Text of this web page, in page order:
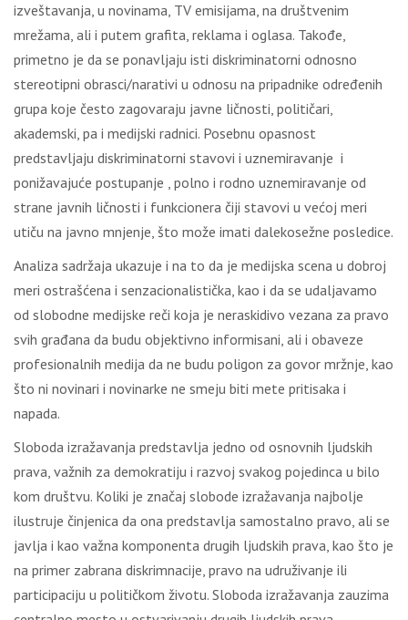
izveštavanja, u novinama, TV emisijama, na društvenim
mrežama, ali i putem grafita, reklama i oglasa. Takođe,
primetno je da se ponavljaju isti diskriminatorni odnosno
stereotipni obrasci/narativi u odnosu na pripadnike određenih
grupa koje često zagovaraju javne ličnosti, političari,
akademski, pa i medijski radnici. Posebnu opasnost
predstavljaju diskriminatorni stavovi i uznemiravanje i
ponižavajuće postupanje , polno i rodno uznemiravanje od
strane javnih ličnosti i funkcionera čiji stavovi u većoj meri
utiču na javno mnjenje, što može imati dalekosežne posledice.
Analiza sadržaja ukazuje i na to da je medijska scena u dobroj
meri ostrašćena i senzacionalistička, kao i da se udaljavamo
od slobodne medijske reči koja je neraskidivo vezana za pravo
svih građana da budu objektivno informisani, ali i obaveze
profesionalnih medija da ne budu poligon za govor mržnje, kao
što ni novinari i novinarke ne smeju biti mete pritisaka i
napada.
Sloboda izražavanja predstavlja jedno od osnovnih ljudskih
prava, važnih za demokratiju i razvoj svakog pojedinca u bilo
kom društvu. Koliki je značaj slobode izražavanja najbolje
ilustruje činjenica da ona predstavlja samostalno pravo, ali se
javlja i kao važna komponenta drugih ljudskih prava, kao što je
na primer zabrana diskrimnacije, pravo na udruživanje ili
participaciju u političkom životu. Sloboda izražavanja zauzima